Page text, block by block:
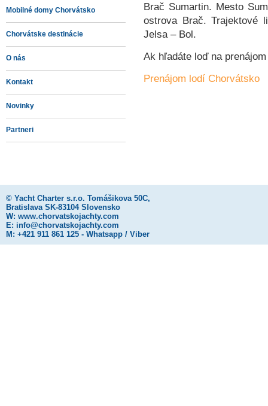
Mobilné domy Chorvátsko
Chorvátske destinácie
O nás
Kontakt
Novinky
Partneri
Brač Sumartin. Mesto
ostrova Brač. Trajektové
Jelsa – Bol.
Ak hľadáte loď na
Prenájom lodí Chorvátsko
© Yacht Charter s.r.o. Tomášikova 50C,
Bratislava SK-83104 Slovensko
W: www.chorvatskojachty.com
E: info@chorvatskojachty.com
M: +421 911 861 125 - Whatsapp / Viber